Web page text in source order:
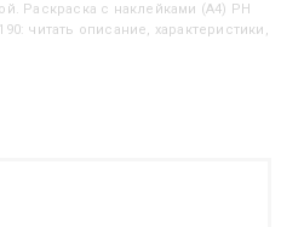
Раскраска с наклейками (А4) РН
читать описание, характеристики,